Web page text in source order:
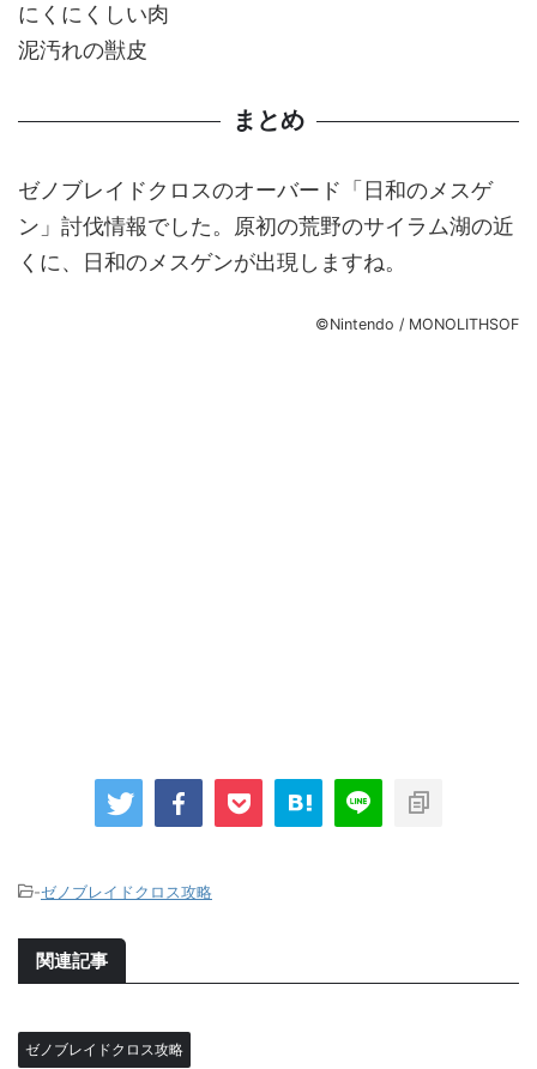
にくにくしい肉
泥汚れの獣皮
まとめ
ゼノブレイドクロスのオーバード「日和のメスゲ
ン」討伐情報でした。原初の荒野のサイラム湖の近
くに、日和のメスゲンが出現しますね。
©Nintendo / MONOLITHSOF
-ゼノブレイドクロス攻略
関連記事
ゼノブレイドクロス攻略